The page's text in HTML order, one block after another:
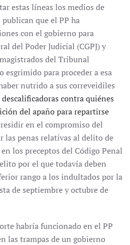
estas líneas los medios de
que el PP ha
con el gobierno para
del Poder Judicial (CGPJ) y
del Tribunal
para proceder a esa
nutrido a sus correveidiles
contra quiénes
del apaño para repartirse
en el compromiso del
las penas relativas al delito de
los preceptos del Código Penal
por el que todavía deben
rango a los indultados por la
de septiembre y octubre de
habría funcionado en el PP
las trampas de un gobierno